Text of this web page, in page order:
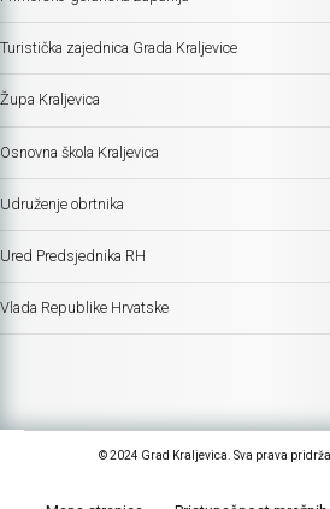
Turistička zajednica Grada Kraljevice
Župa Kraljevica
Osnovna škola Kraljevica
Udruženje obrtnika
Ured Predsjednika RH
Vlada Republike Hrvatske
© 2024 Grad Kraljevica. Sva prava